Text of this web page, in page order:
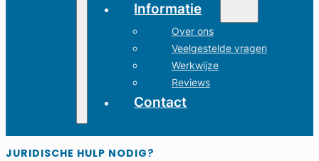
Informatie
Over ons
Veelgestelde vragen
Werkwijze
Reviews
Contact
JURIDISCHE HULP NODIG?